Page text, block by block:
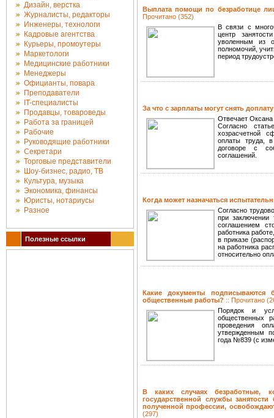
Дизайн, верстка
Журналисты, редакторы
Инженеры, технологи
Кадровые агентства
Курьеры, промоутеры
Маркетологи
Медицинские работники
Менеджеры
Официанты, повара
Преподаватели
IT-специалисты
Продавцы, товароведы
Работа за границей
Рабочие
Руководящие работники
Секретари
Торговые представители
Шоу-бизнес, радио, ТВ
Культура, музыка
Экономика, финансы
Юристы, нотариусы
Разное
Полезные ссылки
Выплата помощи по безработице
Прочитано (352)
В связи с
центр
уволенным из
полномочий,
период
За что с зарплаты могут снять
Отвечает
Согласно
хозрасчетной
оплаты труда,
договоре с
соглашений.
Когда может назначаться
Согласно
при заключении
соглашением
работника
в приказе
на работника
относительно
Какие документы подписываются
общественные работы? :: Прочитано
Порядок и
общественных
проведения
утвержденным
года №839 (с
В каких случаях безработные,
государственной службы
полученной профессии,
(297)